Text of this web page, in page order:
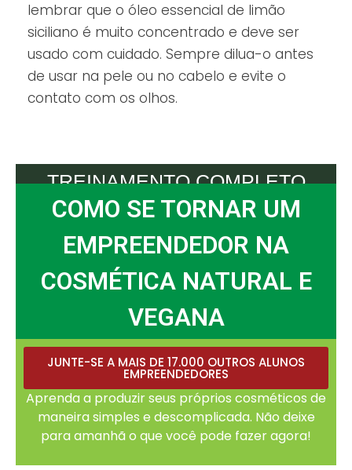
lembrar que o óleo essencial de limão
siciliano é muito concentrado e deve ser
usado com cuidado. Sempre dilua-o antes
de usar na pele ou no cabelo e evite o
contato com os olhos.
TREINAMENTO COMPLETO
COMO SE TORNAR UM
EMPREENDEDOR NA
COSMÉTICA NATURAL E
VEGANA
JUNTE-SE A MAIS DE 17.000 OUTROS ALUNOS
EMPREENDEDORES
Aprenda a produzir seus próprios cosméticos de
maneira simples e descomplicada. Não deixe
para amanhã o que você pode fazer agora!